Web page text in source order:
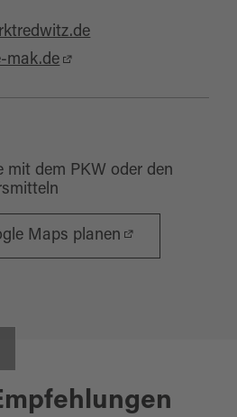
mak.de
mit dem PKW oder den
Maps planen